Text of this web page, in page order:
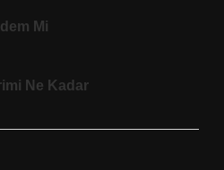
Mi
Ne Kadar